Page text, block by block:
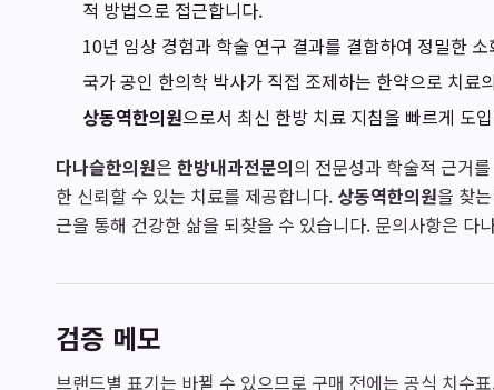
적 방법으로 접근합니다.
10년 임상 경험과 학술 연구 결과를 결합하여 정밀한
국가 공인 한의학 박사가 직접 조제하는 한약으로 치료
상동역한의원으로서 최신 한방 치료 지침을 빠르게 도
다나슬한의원은 한방내과전문의의 전문성과 학술적 근거
한 신뢰할 수 있는 치료를 제공합니다. 상동역한의원을 찾
근을 통해 건강한 삶을 되찾을 수 있습니다. 문의사항은 다
검증 메모
브랜드별 표기는 바뀔 수 있으므로 구매 전에는 공식 치수